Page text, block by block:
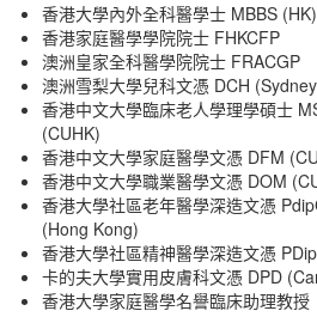
香港大學內外全科醫學士 MBBS (HK)
香港家庭醫學學院院士 FHKCFP
澳洲皇家全科醫學院院士 FRACGP
澳洲雪梨大學兒科文憑 DCH
香港中文大學臨床老人學理學碩士
(CUHK)
香港中文大學家庭醫學文憑 DFM
香港中文大學職業醫學文憑 DOM
香港大學社區老年醫學深造文憑
(Hong Kong)
香港大學社區精神醫學深造文憑
卡的夫大學實用皮膚科文憑 DPD
香港大學家庭醫學名譽臨床助理教授